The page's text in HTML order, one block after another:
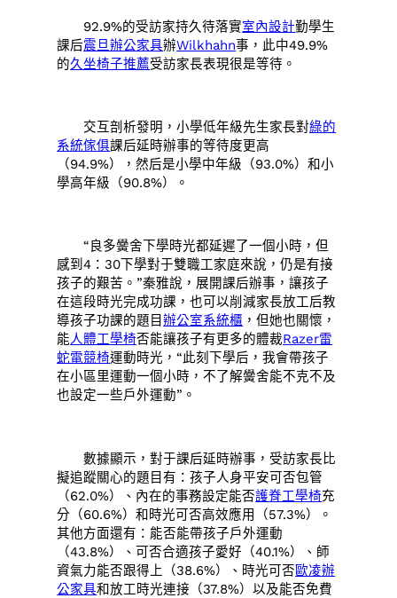
92.9%的受訪家持久待落實室內設計勤學生
課后震旦辦公家具辦Wilkhahn事，此中49.9%
的久坐椅子推薦受訪家長表現很是等待。
交互剖析發明，小學低年級先生家長對綠的
系統傢俱課后延時辦事的等待度更高
（94.9%），然后是小學中年級（93.0%）和小
學高年級（90.8%）。
“良多黌舍下學時光都延遲了一個小時，但
感到4：30下學對于雙職工家庭來說，仍是有接
孩子的艱苦。”秦雅說，展開課后辦事，讓孩子
在這段時光完成功課，也可以削減家長放工后教
導孩子功課的題目辦公室系統櫃 ，但她也關懷，
能人體工學椅否能讓孩子有更多的體裁Razer雷
蛇電競椅運動時光，“此刻下學后，我會帶孩子
在小區里運動一個小時，不了解黌舍能不克不及
也設定一些戶外運動”。
數據顯示，對于課后延時辦事，受訪家長比
擬追蹤關心的題目有：孩子人身平安可否包管
（62.0%）、內在的事務設定能否護脊工學椅充
分（60.6%）和時光可否高效應用（57.3%）。
其他方面還有：能否能帶孩子戶外運動
（43.8%）、可否合適孩子愛好（40.1%）、師
資氣力能否跟得上（38.6%）、時光可否歐凌辦
公家具和放工時光連接（37.8%）以及能否免費